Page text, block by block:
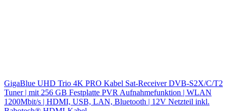
GigaBlue UHD Trio 4K PRO Kabel Sat-Receiver DVB-S2X/C/T2
Tuner | mit 256 GB Festplatte PVR Aufnahmefunktion | WLAN
1200Mbit/s | HDMI, USB, LAN, Bluetooth | 12V Netzteil inkl.